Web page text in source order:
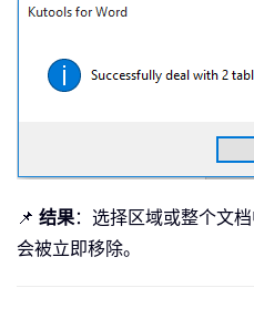
📌 结果：选择区域或整个文
会被立即移除。